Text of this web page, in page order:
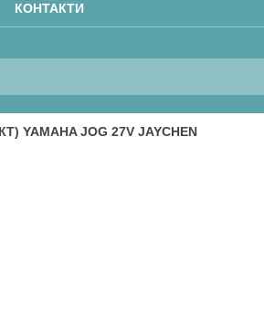
КОНТАКТИ
JOG 27V JAYCHEN